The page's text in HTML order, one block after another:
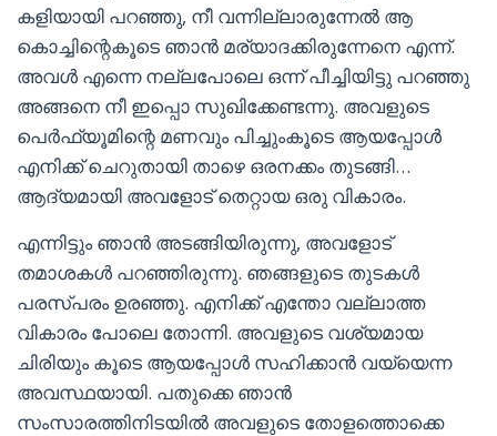
കളിയായി പറഞ്ഞു, നീ വന്നില്ലാരുന്നേൽ ആ
കൊച്ചിന്റെകൂടെ ഞാൻ മര്യാദക്കിരുന്നേനെ എന്ന്.
അവൾ എന്നെ നല്ലപോലെ ഒന്ന് പീച്ചിയിട്ടു പറഞ്ഞു
അങ്ങനെ നീ ഇപ്പൊ സുഖിക്കേണ്ടന്നു. അവളുടെ
പെർഫ്യൂമിന്റെ മണവും പിച്ചുംകൂടെ ആയപ്പോൾ
എനിക്ക് ചെറുതായി താഴെ ഒരനക്കം തുടങ്ങി…
ആദ്യമായി അവളോട്‌ തെറ്റായ ഒരു വികാരം.
എന്നിട്ടും ഞാൻ അടങ്ങിയിരുന്നു, അവളോട്‌
തമാശകൾ പറഞ്ഞിരുന്നു. ഞങ്ങളുടെ തുടകൾ
പരസ്പരം ഉരഞ്ഞു. എനിക്ക് എന്തോ വല്ലാത്ത
വികാരം പോലെ തോന്നി. അവളുടെ വശ്യമായ
ചിരിയും കൂടെ ആയപ്പോൾ സഹിക്കാൻ വയ്യെന്ന
അവസ്ഥയായി. പതുക്കെ ഞാൻ
സംസാരത്തിനിടയിൽ അവളുടെ തോളത്തൊക്കെ